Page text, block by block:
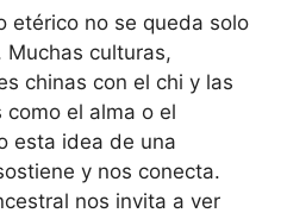
etérico no se queda solo
culturas,
chinas con el chi y las
el alma o el
esta idea de una
y nos conecta.
nos invita a ver